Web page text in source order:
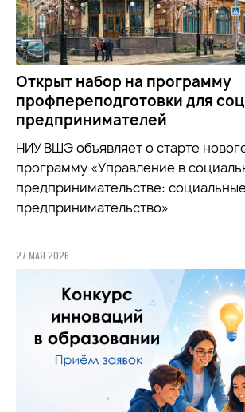
Открыт набор на программу
профпереподготовки для
предпринимателей
НИУ ВШЭ объявляет о старте
программу «Управление в
предпринимательстве:
предпринимательство»
27 МАЯ 2026